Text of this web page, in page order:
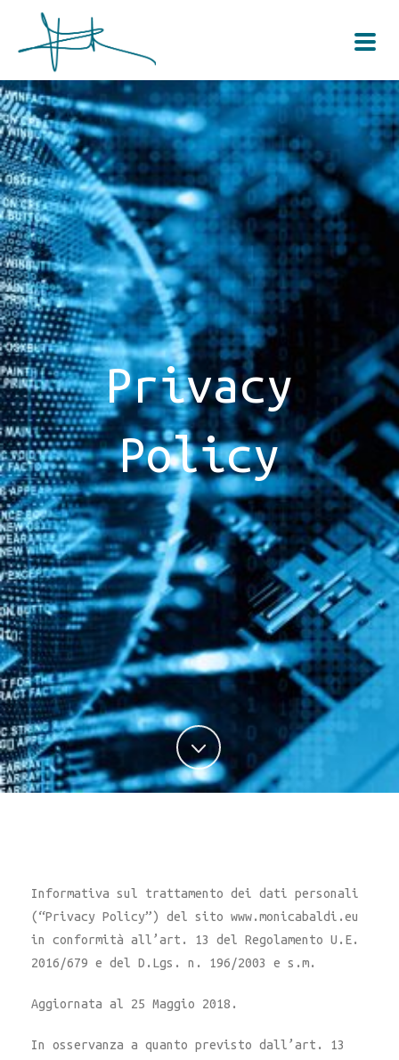
Privacy
Policy
Informativa sul trattamento dei dati personali
(“Privacy Policy”) del sito www.monicabaldi.eu
in conformità all’art. 13 del Regolamento U.E.
2016/679 e del D.Lgs. n. 196/2003 e s.m.
Aggiornata al 25 Maggio 2018.
In osservanza a quanto previsto dall’art. 13